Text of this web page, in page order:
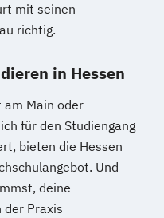
mit seinen
richtig.
in Hessen
am Main oder
für den Studiengang
bieten die Hessen
Und
deine
Praxis